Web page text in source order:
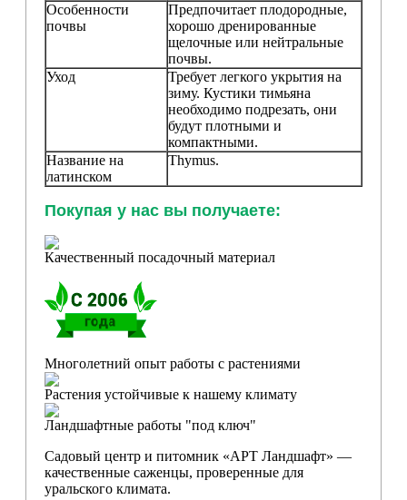
Особенности
почвы
Предпочитает плодородные,
хорошо дренированные
щелочные или нейтральные
почвы.
Уход
Требует легкого укрытия на
зиму. Кустики тимьяна
необходимо подрезать, они
будут плотными и
компактными.
Название на
латинском
Thymus.
Покупая у нас вы получаете:
Качественный посадочный материал
Многолетний опыт работы с растениями
Растения устойчивые к нашему климату
Ландшафтные работы "под ключ"
Садовый центр и питомник «АРТ Ландшафт» —
качественные саженцы, проверенные для
уральского климата.